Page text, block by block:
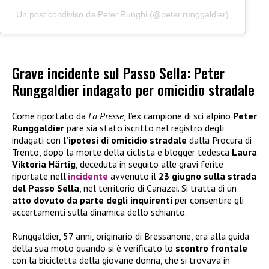
Un post condiviso da Peter.Runghi (@peter.runggaldier)
Grave incidente sul Passo Sella: Peter
Runggaldier indagato per omicidio stradale
Come riportato da La Presse, l’ex campione di sci alpino Peter
Runggaldier pare sia stato iscritto nel registro degli
indagati con l’ipotesi di omicidio stradale dalla Procura di
Trento, dopo la morte della ciclista e blogger tedesca Laura
Viktoria Härtig , deceduta in seguito alle gravi ferite
riportate nell’incidente avvenuto il 23 giugno sulla strada
del Passo Sella , nel territorio di Canazei. Si tratta di un
atto dovuto da parte degli inquirenti per consentire gli
accertamenti sulla dinamica dello schianto.
Runggaldier, 57 anni, originario di Bressanone, era alla guida
della sua moto quando si è verificato lo scontro frontale
con la bicicletta della giovane donna, che si trovava in